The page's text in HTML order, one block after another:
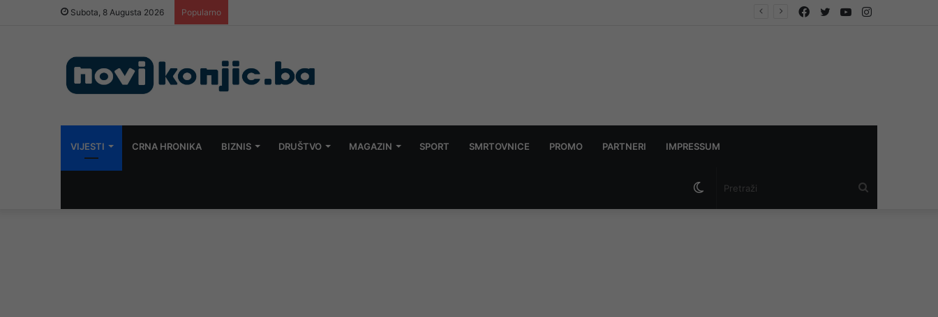
Subota, 8 Augusta 2026 Popularno Instagram
YouTube
Twitter
Facebook
VIJESTI CRNA HRONIKA BIZNIS DRUŠTVO MAGAZIN SPORT SMRTOVNICE PROMO PARTNERI IMPRESSUM
Switch